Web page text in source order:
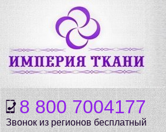
8 800 7004177
Звонок из регионов бесплатный